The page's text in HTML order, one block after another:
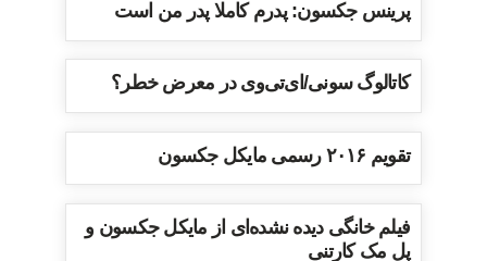
پرینس جکسون: پدرم کاملا پدر من است
کاتالوگ سونی/ای‌تی‌وی در معرض خطر؟
تقویم ۲۰۱۶ رسمی مایکل جکسون
فیلم خانگی دیده نشده‌ای از مایکل جکسون و
پل مک کارتنی